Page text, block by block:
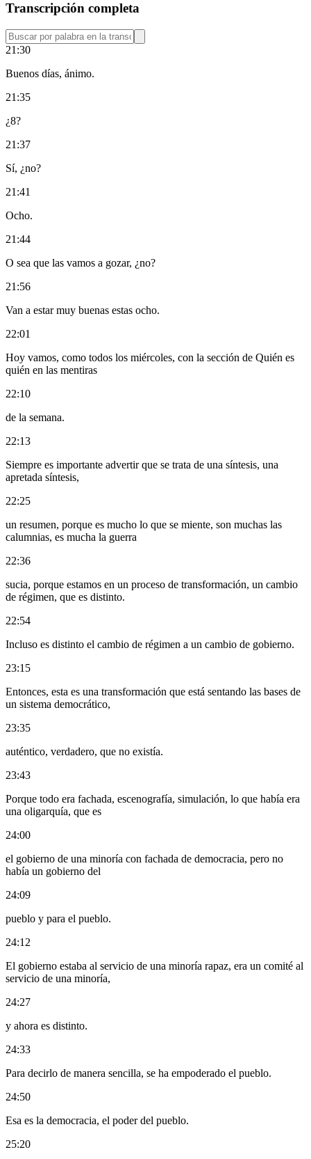
Transcripción completa
21:30
Buenos días, ánimo.
21:35
¿8?
21:37
Sí, ¿no?
21:41
Ocho.
21:44
O sea que las vamos a gozar, ¿no?
21:56
Van a estar muy buenas estas ocho.
22:01
Hoy vamos, como todos los miércoles, con la sección de Quién es
quién en las mentiras
22:10
de la semana.
22:13
Siempre es importante advertir que se trata de una síntesis, una
apretada síntesis,
22:25
un resumen, porque es mucho lo que se miente, son muchas las
calumnias, es mucha la guerra
22:36
sucia, porque estamos en un proceso de transformación, un cambio
de régimen, que es distinto.
22:54
Incluso es distinto el cambio de régimen a un cambio de gobierno.
23:15
Entonces, esta es una transformación que está sentando las bases de
un sistema democrático,
23:35
auténtico, verdadero, que no existía.
23:43
Porque todo era fachada, escenografía, simulación, lo que había era
una oligarquía, que es
24:00
el gobierno de una minoría con fachada de democracia, pero no
había un gobierno del
24:09
pueblo y para el pueblo.
24:12
El gobierno estaba al servicio de una minoría rapaz, era un comité al
servicio de una minoría,
24:27
y ahora es distinto.
24:33
Para decirlo de manera sencilla, se ha empoderado el pueblo.
24:50
Esa es la democracia, el poder del pueblo.
25:20